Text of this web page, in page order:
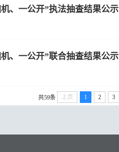
、一公开”执法抽查结果公示
、一公开”联合抽查结果公示
共59条 上页 1 2 3